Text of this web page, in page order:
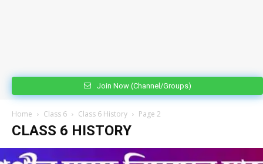
Join Now (Channel/Groups)
Home Class 6 Class 6 History Page 2
CLASS 6 HISTORY